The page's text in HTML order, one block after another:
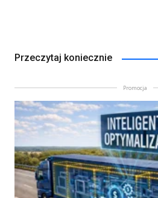
Przeczytaj koniecznie
Promocja